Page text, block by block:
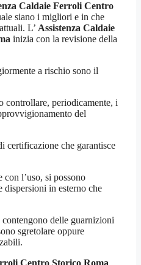
Caldaie Ferroli Centro
siano i migliori e in che
L’ Assistenza Caldaie
inizia con la revisione della
a rischio sono il
controllare, periodicamente, i
del
certificazione che garantisce
l’uso, si possono
dispersioni in esterno che
delle guarnizioni
sgretolare oppure